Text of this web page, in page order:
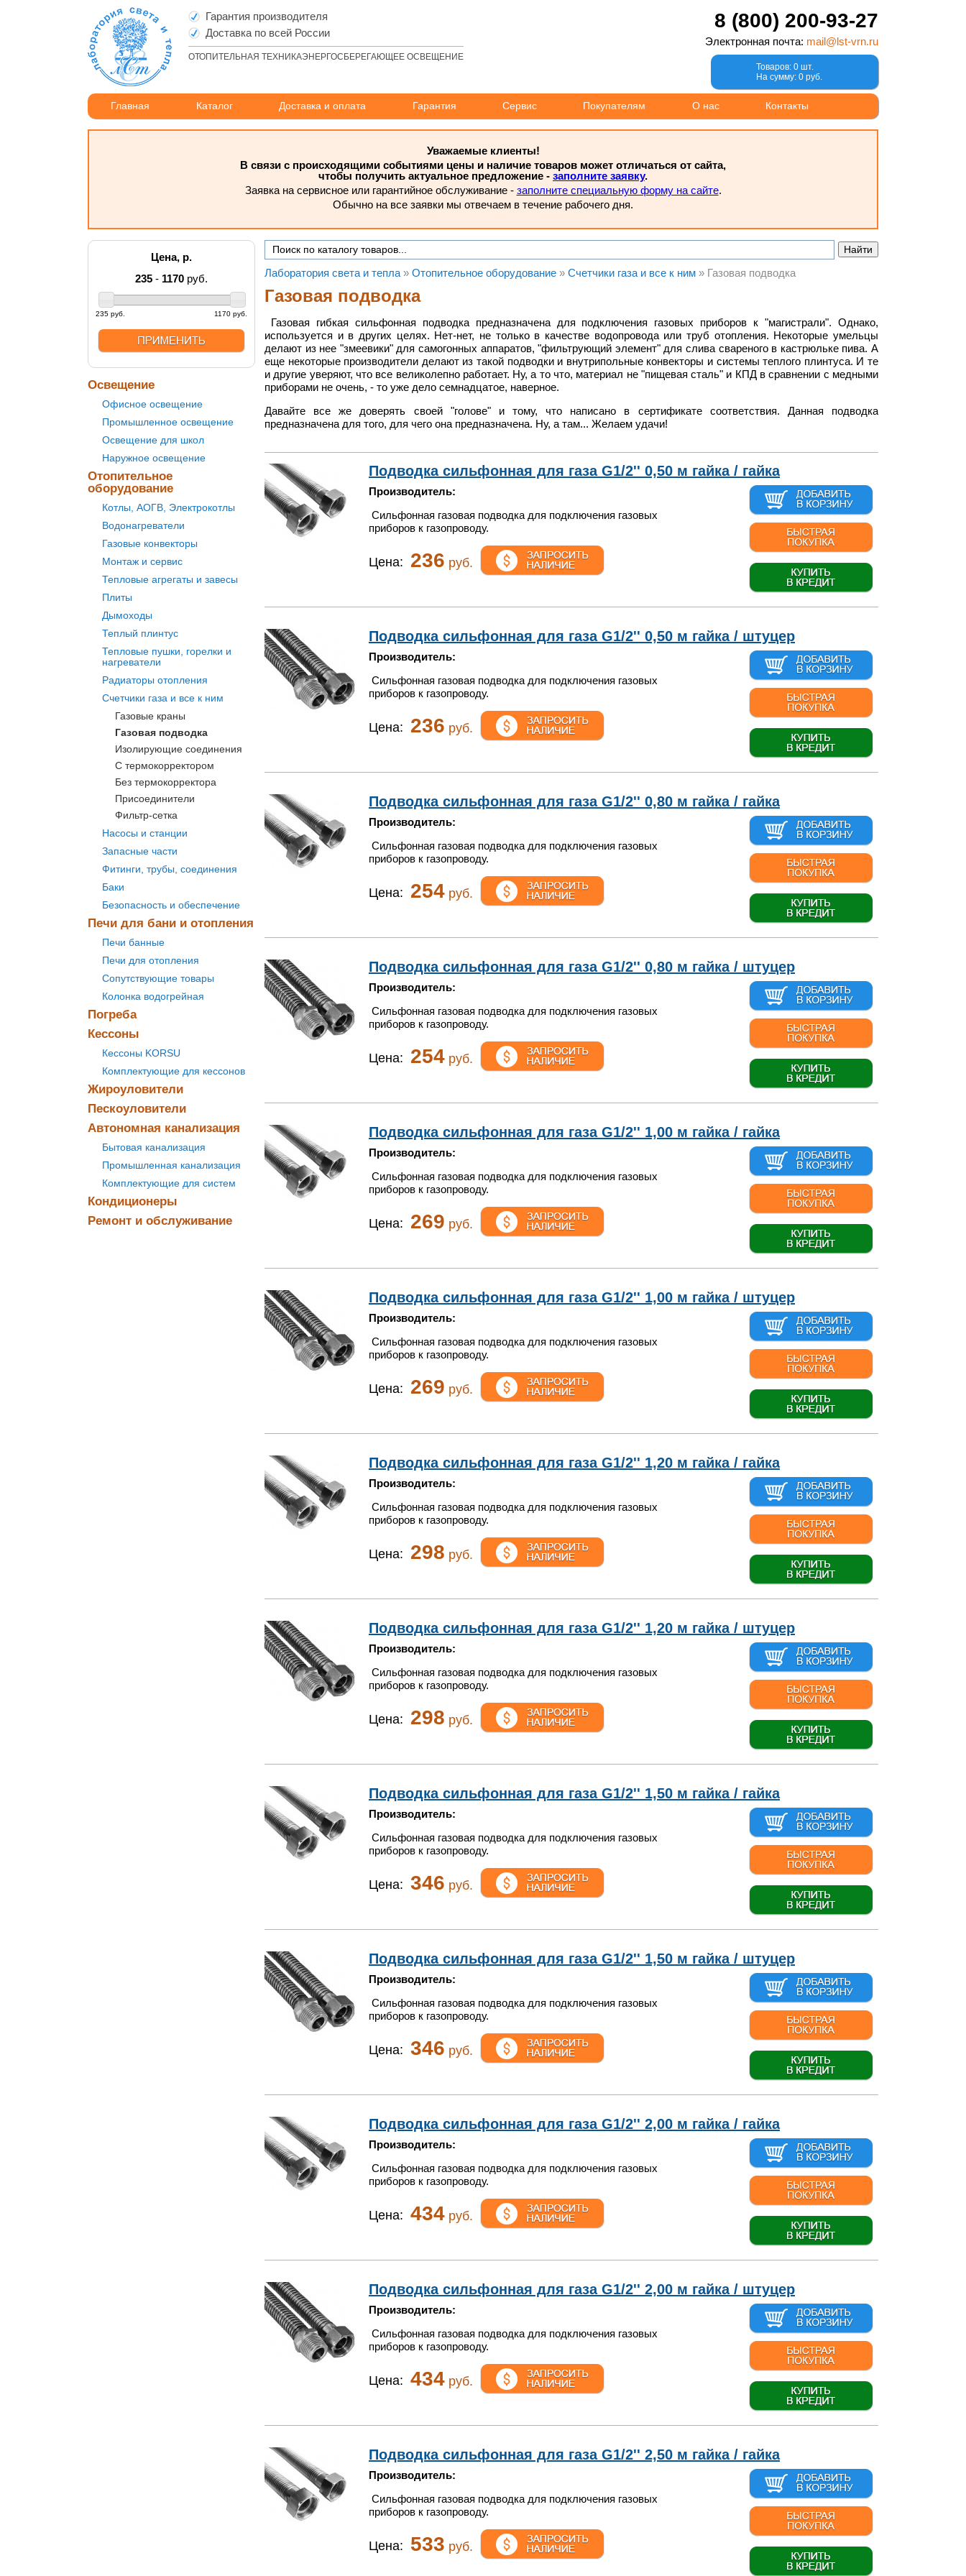
Гарантия производителя
Доставка по всей России
ОТОПИТЕЛЬНАЯ ТЕХНИКАЭНЕРГОСБЕРЕГАЮЩЕЕ ОСВЕЩЕНИЕ
8 (800) 200-93-27
Электронная почта: mail@lst-vrn.ru
Товаров: 0 шт.
На сумму: 0 руб.
Главная Каталог Доставка и оплата Гарантия Сервис Покупателям О нас Контакты
Уважаемые клиенты!
В связи с происходящими событиями цены и наличие товаров может отличаться от сайта,
чтобы получить актуальное предложение - заполните заявку.
Заявка на сервисное или гарантийное обслуживание - заполните специальную форму на сайте.
Обычно на все заявки мы отвечаем в течение рабочего дня.
Цена, р.
235 - 1170 руб.
235 руб. 1170 руб.
Освещение
Офисное освещение
Промышленное освещение
Освещение для школ
Наружное освещение
Отопительное
оборудование
Котлы, АОГВ, Электрокотлы
Водонагреватели
Газовые конвекторы
Монтаж и сервис
Тепловые агрегаты и завесы
Плиты
Дымоходы
Теплый плинтус
Тепловые пушки, горелки и
нагреватели
Радиаторы отопления
Счетчики газа и все к ним
Газовые краны
Газовая подводка
Изолирующие соединения
С термокорректором
Без термокорректора
Присоединители
Фильтр-сетка
Насосы и станции
Запасные части
Фитинги, трубы, соединения
Баки
Безопасность и обеспечение
Печи для бани и отопления
Печи банные
Печи для отопления
Сопутствующие товары
Колонка водогрейная
Погреба
Кессоны
Кессоны KORSU
Комплектующие для кессонов
Жироуловители
Пескоуловители
Автономная канализация
Бытовая канализация
Промышленная канализация
Комплектующие для систем
Кондиционеры
Ремонт и обслуживание
Лаборатория света и тепла » Отопительное оборудование » Счетчики газа и все к ним » Газовая подводка
Газовая подводка
Газовая гибкая сильфонная подводка предназначена для подключения газовых приборов к "магистрали". Однако,
используется и в других целях. Нет-нет, не только в качестве водопровода или труб отопления. Некоторые умельцы
делают из нее "змеевики" для самогонных аппаратов, "фильтрующий элемент" для слива свареного в кастрюльке пива. А
еще некоторые производители делают из такой подводки и внутрипольные конвекторы и системы теплого плинтуса. И те
и другие уверяют, что все великолепно работает. Ну, а то что, материал не "пищевая сталь" и КПД в сравнении с медными
приборами не очень, - то уже дело семнадцатое, наверное.
Давайте все же доверять своей "голове" и тому, что написано в сертификате соответствия. Данная подводка
предназначена для того, для чего она предназначена. Ну, а там... Желаем удачи!
Подводка сильфонная для газа G1/2'' 0,50 м гайка / гайка
Производитель:
Сильфонная газовая подводка для подключения газовых
приборов к газопроводу.
Цена: 236 руб.
Подводка сильфонная для газа G1/2'' 0,50 м гайка / штуцер
Производитель:
Сильфонная газовая подводка для подключения газовых
приборов к газопроводу.
Цена: 236 руб.
Подводка сильфонная для газа G1/2'' 0,80 м гайка / гайка
Производитель:
Сильфонная газовая подводка для подключения газовых
приборов к газопроводу.
Цена: 254 руб.
Подводка сильфонная для газа G1/2'' 0,80 м гайка / штуцер
Производитель:
Сильфонная газовая подводка для подключения газовых
приборов к газопроводу.
Цена: 254 руб.
Подводка сильфонная для газа G1/2'' 1,00 м гайка / гайка
Производитель:
Сильфонная газовая подводка для подключения газовых
приборов к газопроводу.
Цена: 269 руб.
Подводка сильфонная для газа G1/2'' 1,00 м гайка / штуцер
Производитель:
Сильфонная газовая подводка для подключения газовых
приборов к газопроводу.
Цена: 269 руб.
Подводка сильфонная для газа G1/2'' 1,20 м гайка / гайка
Производитель:
Сильфонная газовая подводка для подключения газовых
приборов к газопроводу.
Цена: 298 руб.
Подводка сильфонная для газа G1/2'' 1,20 м гайка / штуцер
Производитель:
Сильфонная газовая подводка для подключения газовых
приборов к газопроводу.
Цена: 298 руб.
Подводка сильфонная для газа G1/2'' 1,50 м гайка / гайка
Производитель:
Сильфонная газовая подводка для подключения газовых
приборов к газопроводу.
Цена: 346 руб.
Подводка сильфонная для газа G1/2'' 1,50 м гайка / штуцер
Производитель:
Сильфонная газовая подводка для подключения газовых
приборов к газопроводу.
Цена: 346 руб.
Подводка сильфонная для газа G1/2'' 2,00 м гайка / гайка
Производитель:
Сильфонная газовая подводка для подключения газовых
приборов к газопроводу.
Цена: 434 руб.
Подводка сильфонная для газа G1/2'' 2,00 м гайка / штуцер
Производитель:
Сильфонная газовая подводка для подключения газовых
приборов к газопроводу.
Цена: 434 руб.
Подводка сильфонная для газа G1/2'' 2,50 м гайка / гайка
Производитель:
Сильфонная газовая подводка для подключения газовых
приборов к газопроводу.
Цена: 533 руб.